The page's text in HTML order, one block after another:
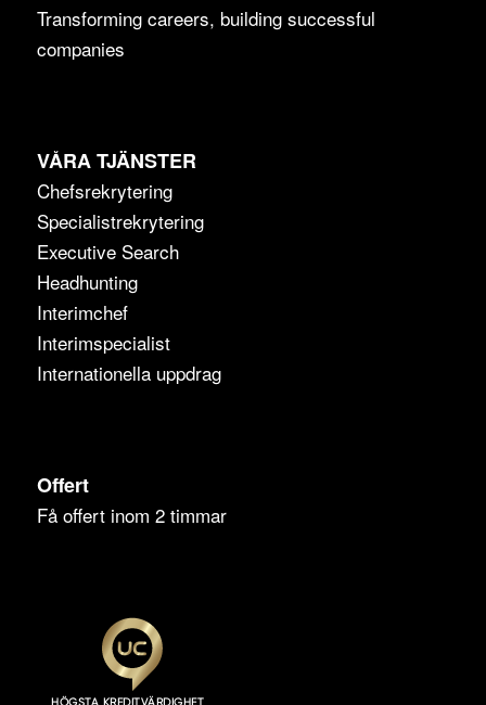
Transforming careers, building successful
companies
VÅRA TJÄNSTER
Chefsrekrytering
Specialistrekrytering
Executive Search
Headhunting
Interimchef
Interimspecialist
Internationella uppdrag
Offert
Få offert inom 2 timmar